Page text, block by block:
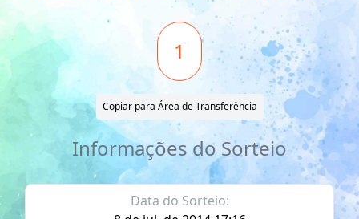
1
Copiar para Área de Transferência
Informações do Sorteio
Data do Sorteio: